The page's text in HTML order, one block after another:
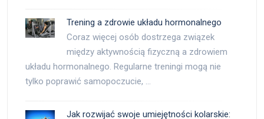
Trening a zdrowie układu hormonalnego
Coraz więcej osób dostrzega związek
między aktywnością fizyczną a zdrowiem
układu hormonalnego. Regularne treningi mogą nie
tylko poprawić samopoczucie, …
Jak rozwijać swoje umiejętności kolarskie: